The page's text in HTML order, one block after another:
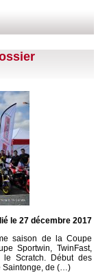
le 27 décembre 2017
saison de la Coupe
Sportwin, TwinFast,
le Scratch. Début des
Saintonge, de (…)